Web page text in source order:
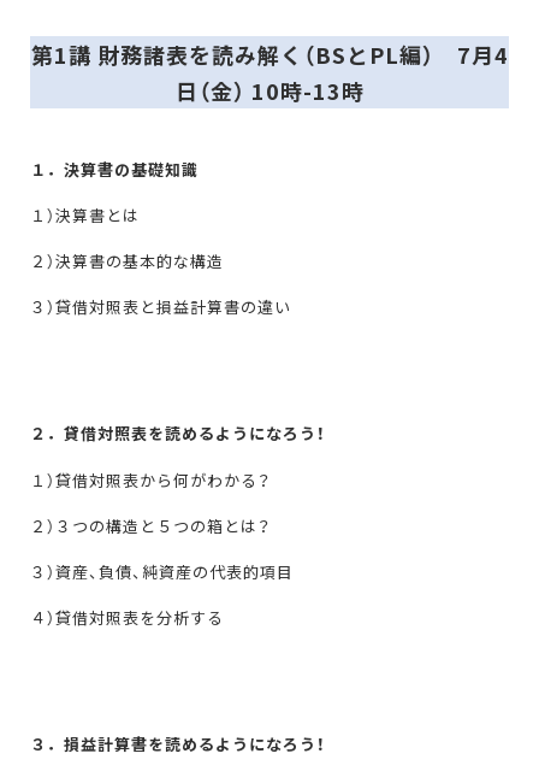
第1講 財務諸表を読み解く（BSとPL編）
7月4
日（金） 10時-13時
１．決算書の基礎知識
１）決算書とは
２）決算書の基本的な構造
３）貸借対照表と損益計算書の違い
２．貸借対照表を読めるようになろう！
１）貸借対照表から何がわかる？
２）３つの構造と５つの箱とは？
３）資産、負債、純資産の代表的項目
４）貸借対照表を分析する
３．損益計算書を読めるようになろう！